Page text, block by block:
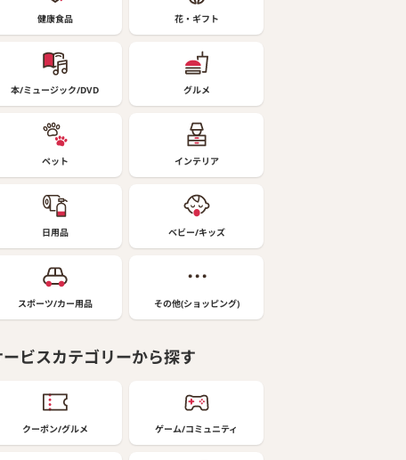
健康食品 花・ギフト
本/ミュージック/DVD グルメ
ペット インテリア
日用品 ベビー/キッズ
スポーツ/カー用品 その他(ショッピング)
ービスカテゴリーから探す
クーポン/グルメ ゲーム/コミュニティ